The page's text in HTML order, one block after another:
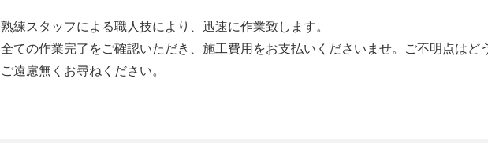
熟練スタッフによる職人技により、迅速に作業致します。
全ての作業完了をご確認いただき、施工費用をお支払いくださいませ。ご不明点はど
ご遠慮無くお尋ねください。